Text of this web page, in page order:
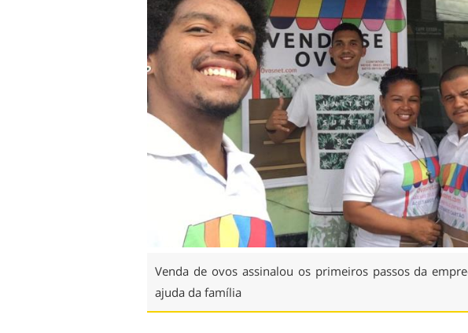
Venda de ovos assinalou os primeiros passos da
ajuda da família